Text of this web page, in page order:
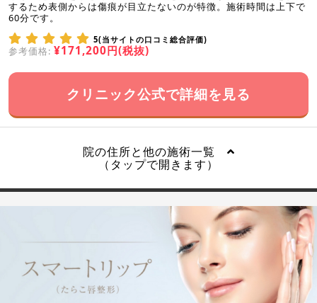
するため表側からは傷痕が目立たないのが特徴。施術時間は上下で
60分です。
5(当サイトの口コミ総合評価)
参考価格: ¥171,200円(税抜)
クリニック公式で詳細を見る
院の住所と他の施術一覧
（タップで開きます）